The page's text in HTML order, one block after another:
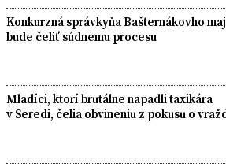
Konkurzná správkyňa Bašternákovho
bude čeliť súdnemu procesu
Mladíci, ktorí brutálne napadli taxikára
v Seredi, čelia obvineniu z pokusu o